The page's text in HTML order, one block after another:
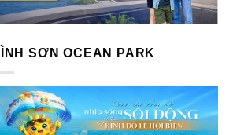
SƠN OCEAN PARK